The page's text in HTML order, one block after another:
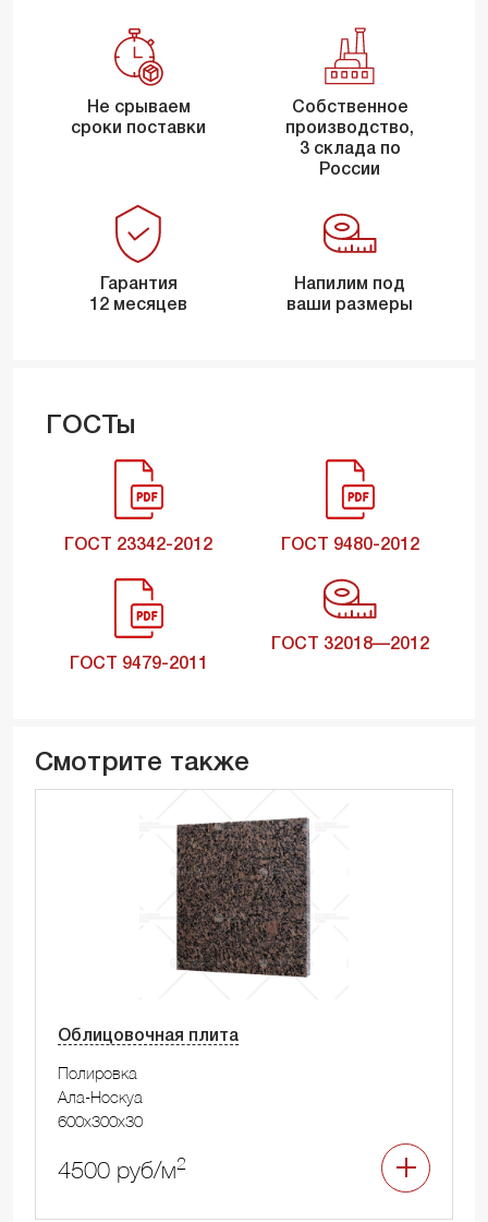
Не срываем
сроки поставки
Собственное
производство,
3 склада по
России
Гарантия
12 месяцев
Напилим под
ваши размеры
ГОСТы
ГОСТ 23342-2012 ГОСТ 9480-2012
ГОСТ 9479-2011
ГОСТ 32018—2012
Смотрите также
Облицовочная плита
Полировка
Ала-Носкуа
600x300x30
4500 руб/м2